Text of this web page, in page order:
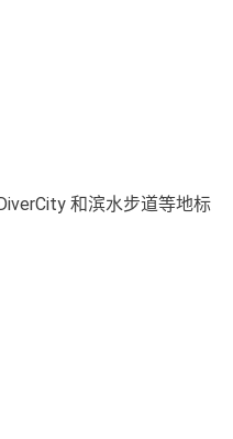
和滨水步道等地标